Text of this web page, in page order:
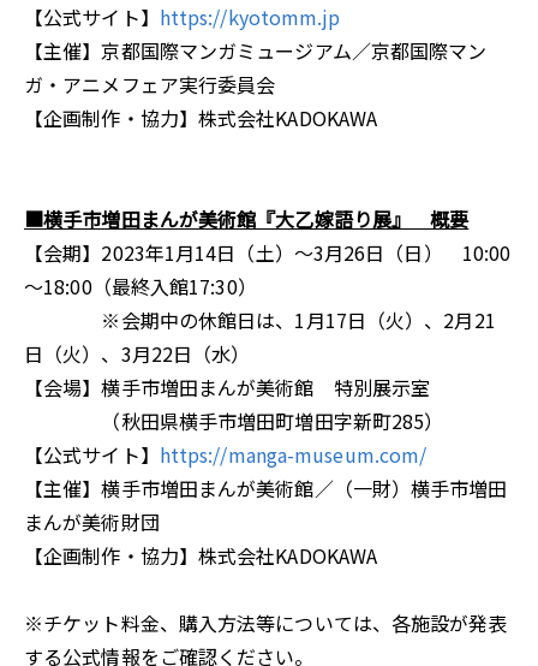
【公式サイト】 https://kyotomm.jp
【主催】京都国際マンガミュージアム／京都国際マン
ガ・アニメフェア実行委員会
【企画制作・協力】株式会社KADOKAWA
■横手市増田まんが美術館『大乙嫁語り展』 概要
【会期】2023年1月14日（土）～3月26日（日） 10:00
～18:00（最終入館17:30）
※会期中の休館日は、1月17日（火）、2月21
日（火）、3月22日（水）
【会場】横手市増田まんが美術館 特別展示室
（秋田県横手市増田町増田字新町285）
【公式サイト】 https://manga-museum.com/
【主催】横手市増田まんが美術館／（一財）横手市増田
まんが美術財団
【企画制作・協力】株式会社KADOKAWA
※チケット料金、購入方法等については、各施設が発表
する公式情報をご確認ください。